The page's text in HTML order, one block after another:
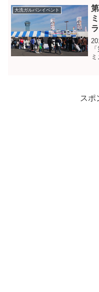
て
ま
大洗ガルパンイベント
スポ